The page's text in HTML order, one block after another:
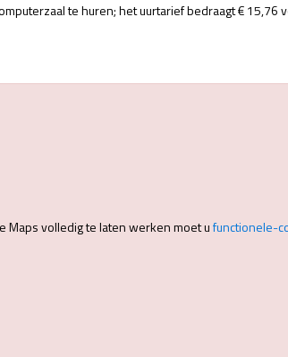
te huren; het uurtarief bedraagt € 15,76
Maps volledig te laten werken moet ufunctionele-